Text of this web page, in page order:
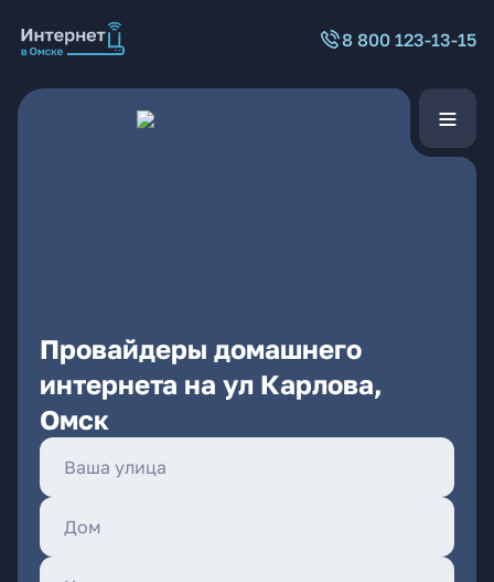
8 800 123-13-15
Провайдеры домашнего
интернета на ул Карлова,
Омск